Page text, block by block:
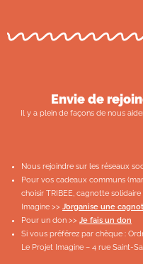
Envie de
Il y a plein de façons de nous
Nous rejoindre sur les réseaux
Pour vos cadeaux communs
choisir TRIBEE, cagnotte
Imagine >> J’organise une
Pour un don >> Je fais un don
Si vous préférez par chèque :
Le Projet Imagine – 4 rue Saint-